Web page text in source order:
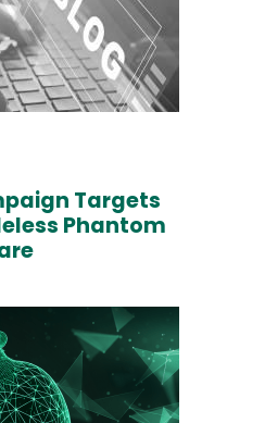
Targets
Phantom